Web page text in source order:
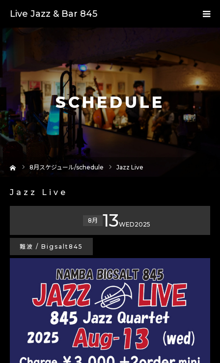
Live Jazz & Bar 845
SCHEDULE
8月スケジュール/schedule Jazz Live
Jazz Live
8月 13WED2025
難波 / Bigsalt845